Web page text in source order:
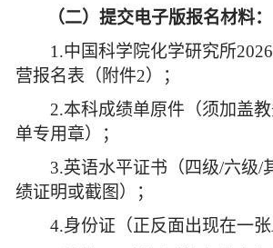
（二）提交电子版报名材料：
1.中国科学院化学研究所2026
营报名表（附件2）；
2.本科成绩单原件（须加盖教
单专用章）；
3.英语水平证书（四级/六级/
绩证明或截图）；
4.身份证（正反面出现在一张